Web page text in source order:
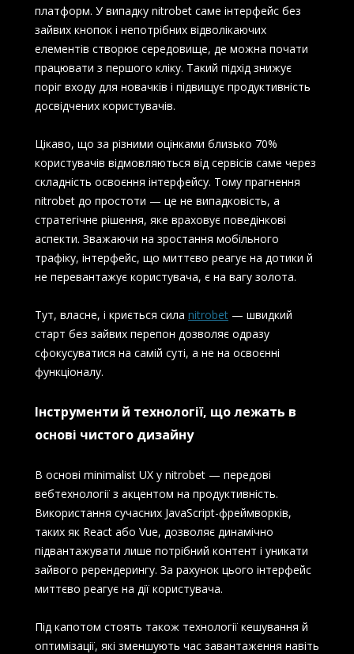
платформ. У випадку nitrobet саме інтерфейс без
зайвих кнопок і непотрібних відволікаючих
елементів створює середовище, де можна почати
працювати з першого кліку. Такий підхід знижує
поріг входу для новачків і підвищує продуктивність
досвідчених користувачів.
Цікаво, що за різними оцінками близько 70%
користувачів відмовляються від сервісів саме через
складність освоєння інтерфейсу. Тому прагнення
nitrobet до простоти — це не випадковість, а
стратегічне рішення, яке враховує поведінкові
аспекти. Зважаючи на зростання мобільного
трафіку, інтерфейс, що миттєво реагує на дотики й
не перевантажує користувача, є на вагу золота.
Тут, власне, і криється сила nitrobet — швидкий
старт без зайвих перепон дозволяє одразу
сфокусуватися на самій суті, а не на освоєнні
функціоналу.
Інструменти й технології, що лежать в
основі чистого дизайну
В основі minimalist UX у nitrobet — передові
вебтехнології з акцентом на продуктивність.
Використання сучасних JavaScript-фреймворків,
таких як React або Vue, дозволяє динамічно
підвантажувати лише потрібний контент і уникати
зайвого ререндерингу. За рахунок цього інтерфейс
миттєво реагує на дії користувача.
Під капотом стоять також технології кешування й
оптимізації, які зменшують час завантаження навіть